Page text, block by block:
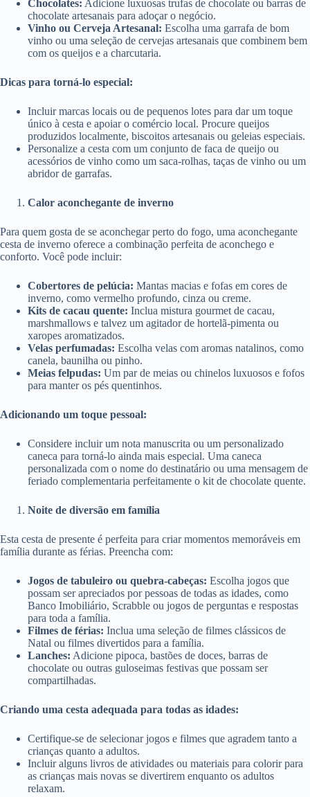
Chocolates: Adicione luxuosas trufas de chocolate ou barras de
chocolate artesanais para adoçar o negócio.
Vinho ou Cerveja Artesanal: Escolha uma garrafa de bom
vinho ou uma seleção de cervejas artesanais que combinem bem
com os queijos e a charcutaria.
Dicas para torná-lo especial:
Incluir marcas locais ou de pequenos lotes para dar um toque
único à cesta e apoiar o comércio local. Procure queijos
produzidos localmente, biscoitos artesanais ou geleias especiais.
Personalize a cesta com um conjunto de faca de queijo ou
acessórios de vinho como um saca-rolhas, taças de vinho ou um
abridor de garrafas.
Calor aconchegante de inverno
Para quem gosta de se aconchegar perto do fogo, uma aconchegante
cesta de inverno oferece a combinação perfeita de aconchego e
conforto. Você pode incluir:
Cobertores de pelúcia: Mantas macias e fofas em cores de
inverno, como vermelho profundo, cinza ou creme.
Kits de cacau quente: Inclua mistura gourmet de cacau,
marshmallows e talvez um agitador de hortelã-pimenta ou
xaropes aromatizados.
Velas perfumadas: Escolha velas com aromas natalinos, como
canela, baunilha ou pinho.
Meias felpudas: Um par de meias ou chinelos luxuosos e fofos
para manter os pés quentinhos.
Adicionando um toque pessoal:
Considere incluir um nota manuscrita ou um personalizado
caneca para torná-lo ainda mais especial. Uma caneca
personalizada com o nome do destinatário ou uma mensagem de
feriado complementaria perfeitamente o kit de chocolate quente.
Noite de diversão em família
Esta cesta de presente é perfeita para criar momentos memoráveis ​​em
família durante as férias. Preencha com:
Jogos de tabuleiro ou quebra-cabeças: Escolha jogos que
possam ser apreciados por pessoas de todas as idades, como
Banco Imobiliário, Scrabble ou jogos de perguntas e respostas
para toda a família.
Filmes de férias: Inclua uma seleção de filmes clássicos de
Natal ou filmes divertidos para a família.
Lanches: Adicione pipoca, bastões de doces, barras de
chocolate ou outras guloseimas festivas que possam ser
compartilhadas.
Criando uma cesta adequada para todas as idades:
Certifique-se de selecionar jogos e filmes que agradem tanto a
crianças quanto a adultos.
Incluir alguns livros de atividades ou materiais para colorir para
as crianças mais novas se divertirem enquanto os adultos
relaxam.